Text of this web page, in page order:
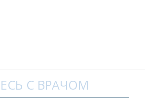
С ВРАЧОМ